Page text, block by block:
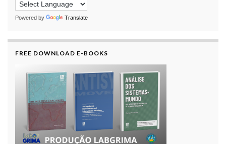
Powered by Translate
FREE DOWNLOAD E-BOOKS